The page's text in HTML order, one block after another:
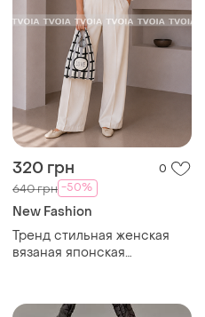
320 грн 0
640 грн -50%
New Fashion
Тренд стильная женская
вязаная японская